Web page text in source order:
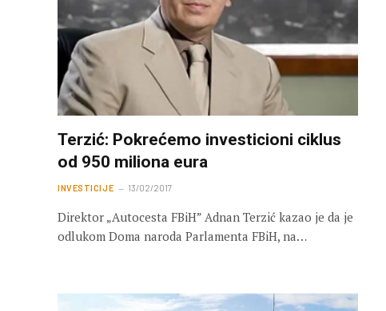
Terzić: Pokrećemo investicioni ciklus
od 950 miliona eura
INVESTICIJE 13/02/2017
Direktor „Autocesta FBiH” Adnan Terzić kazao je da je
odlukom Doma naroda Parlamenta FBiH, na…